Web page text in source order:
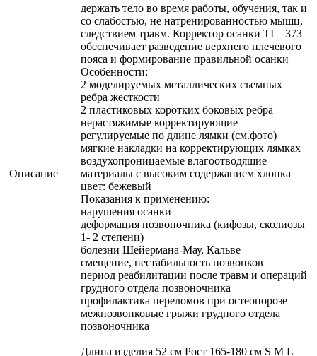
Описание
держать тело во время работы, обучения, так и
со слабостью, не натренированностью мышц,
следствием травм. Корректор осанки TI – 373
обеспечивает разведение верхнего плечевого
пояса и формирование правильной осанки
Особенности:
2 моделируемых металлических съемных
ребра жесткости
2 пластиковых коротких боковых ребра
нерастяжимые корректирующие
регулируемые по длине лямки (см.фото)
мягкие накладки на корректирующих лямках
воздухопроницаемые влагоотводящие
материалы с высоким содержанием хлопка
цвет: бежевый
Показания к применению:
нарушения осанки
деформация позвоночника (кифозы, сколиозы
1- 2 степени)
болезни Шейермана-Мау, Кальве
смещение, нестабильность позвонков
период реабилитации после травм и операций
грудного отдела позвоночника
профилактика переломов при остеопорозе
межпозвонковые грыжи грудного отдела
позвоночника
Длина изделия 52 см Рост 165-180 см S M L